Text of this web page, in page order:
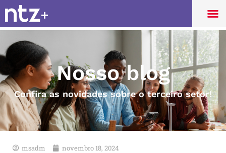
Nosso blog
Confira as novidades sobre o terceiro setor!
msadm novembro 18, 2024